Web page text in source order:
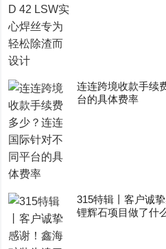
连连跨境收款手续
台的具体费率
315特辑丨客户诚
锂辉石项目做了什